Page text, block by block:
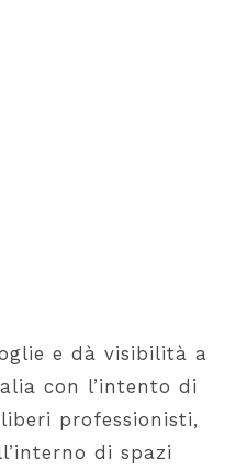
e dà visibilità a
con l’intento di
professionisti,
di spazi